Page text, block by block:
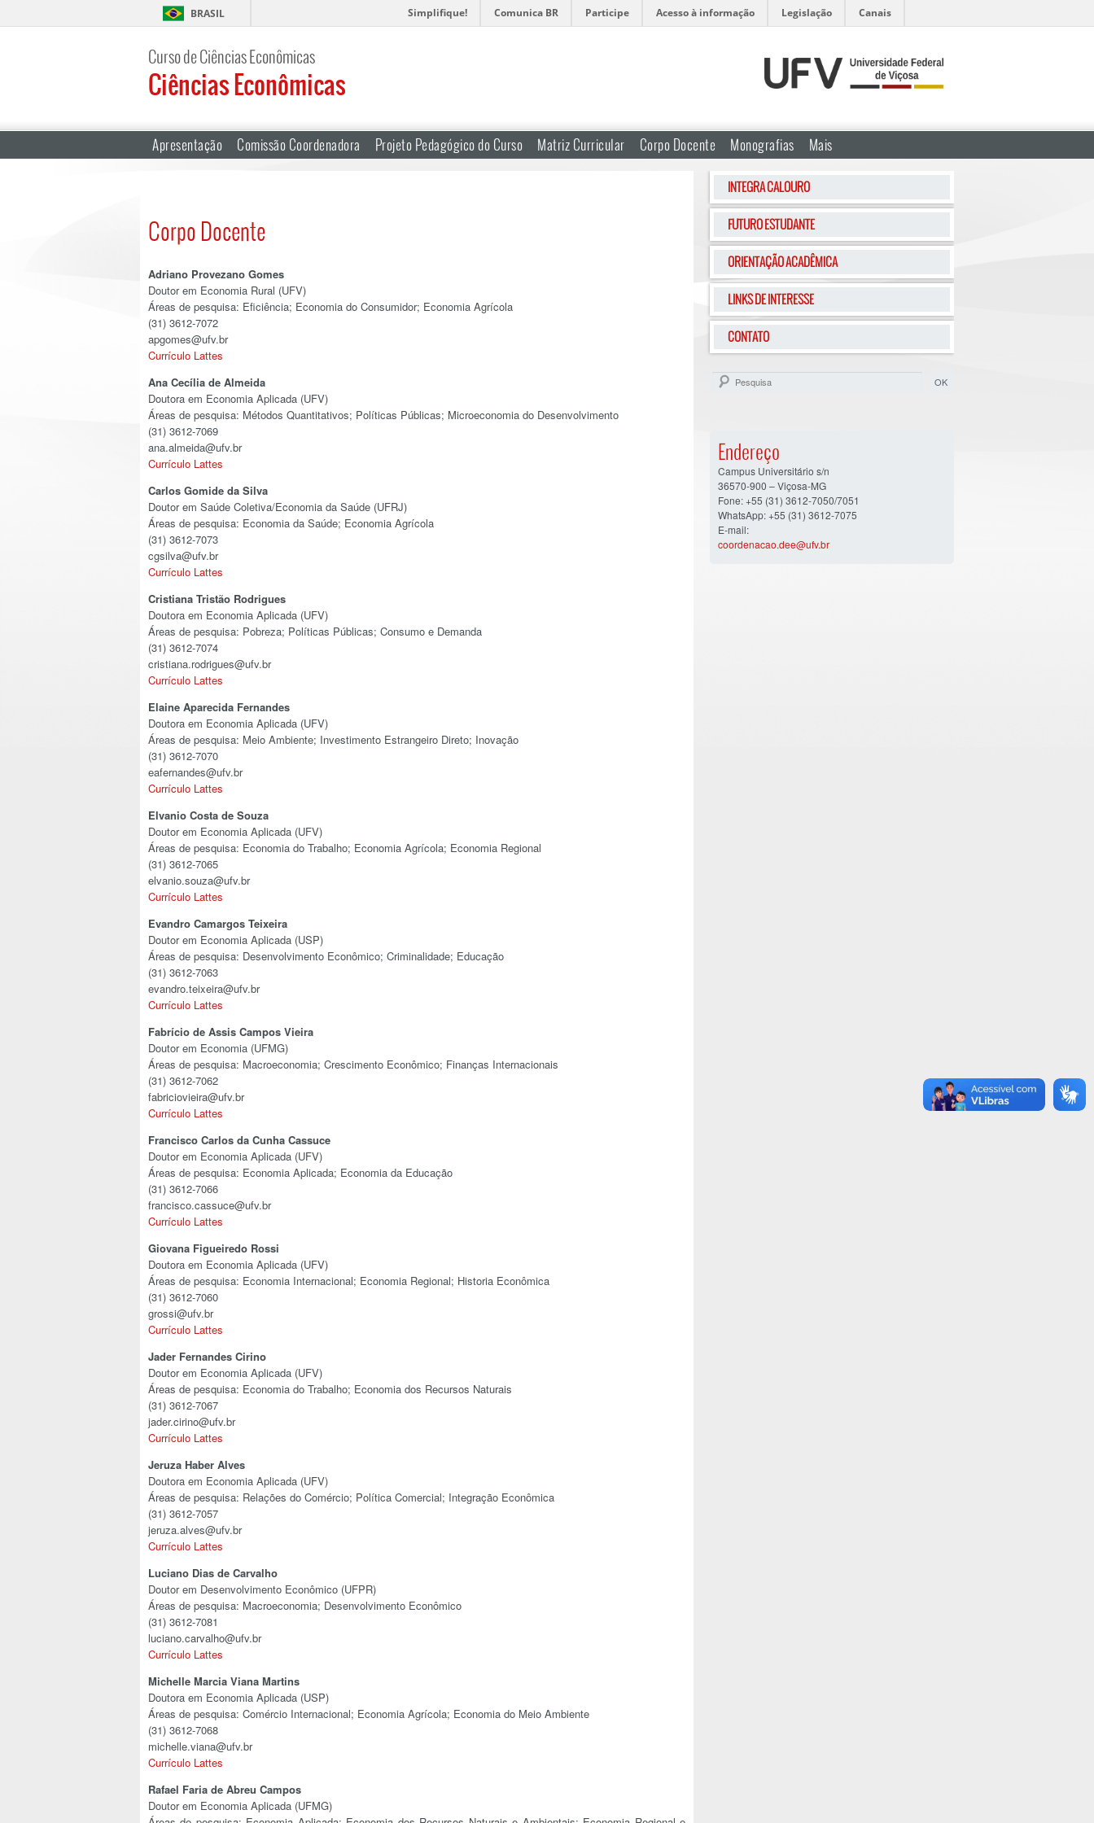
BRASIL Simplifique! Comunica BR Participe Acesso à informação Legislação Canais
Curso de Ciências Econômicas
Ciências Econômicas
Apresentação Comissão Coordenadora Projeto Pedagógico do Curso Matriz Curricular Corpo Docente Monografias Mais
Corpo Docente
Adriano Provezano Gomes
Doutor em Economia Rural (UFV)
Áreas de pesquisa: Eficiência; Economia do Consumidor; Economia Agrícola
(31) 3612-7072
apgomes@ufv.br
Currículo Lattes
Ana Cecília de Almeida
Doutora em Economia Aplicada (UFV)
Áreas de pesquisa: Métodos Quantitativos; Políticas Públicas; Microeconomia do Desenvolvimento
(31) 3612-7069
ana.almeida@ufv.br
Currículo Lattes
Carlos Gomide da Silva
Doutor em Saúde Coletiva/Economia da Saúde (UFRJ)
Áreas de pesquisa: Economia da Saúde; Economia Agrícola
(31) 3612-7073
cgsilva@ufv.br
Currículo Lattes
Cristiana Tristão Rodrigues
Doutora em Economia Aplicada (UFV)
Áreas de pesquisa: Pobreza; Políticas Públicas; Consumo e Demanda
(31) 3612-7074
cristiana.rodrigues@ufv.br
Currículo Lattes
Elaine Aparecida Fernandes
Doutora em Economia Aplicada (UFV)
Áreas de pesquisa: Meio Ambiente; Investimento Estrangeiro Direto; Inovação
(31) 3612-7070
eafernandes@ufv.br
Currículo Lattes
Elvanio Costa de Souza
Doutor em Economia Aplicada (UFV)
Áreas de pesquisa: Economia do Trabalho; Economia Agrícola; Economia Regional
(31) 3612-7065
elvanio.souza@ufv.br
Currículo Lattes
Evandro Camargos Teixeira
Doutor em Economia Aplicada (USP)
Áreas de pesquisa: Desenvolvimento Econômico; Criminalidade; Educação
(31) 3612-7063
evandro.teixeira@ufv.br
Currículo Lattes
Fabrício de Assis Campos Vieira
Doutor em Economia (UFMG)
Áreas de pesquisa: Macroeconomia; Crescimento Econômico; Finanças Internacionais
(31) 3612-7062
fabriciovieira@ufv.br
Currículo Lattes
Francisco Carlos da Cunha Cassuce
Doutor em Economia Aplicada (UFV)
Áreas de pesquisa: Economia Aplicada; Economia da Educação
(31) 3612-7066
francisco.cassuce@ufv.br
Currículo Lattes
Giovana Figueiredo Rossi
Doutora em Economia Aplicada (UFV)
Áreas de pesquisa: Economia Internacional; Economia Regional; Historia Econômica
(31) 3612-7060
grossi@ufv.br
Currículo Lattes
Jader Fernandes Cirino
Doutor em Economia Aplicada (UFV)
Áreas de pesquisa: Economia do Trabalho; Economia dos Recursos Naturais
(31) 3612-7067
jader.cirino@ufv.br
Currículo Lattes
Jeruza Haber Alves
Doutora em Economia Aplicada (UFV)
Áreas de pesquisa: Relações do Comércio; Política Comercial; Integração Econômica
(31) 3612-7057
jeruza.alves@ufv.br
Currículo Lattes
Luciano Dias de Carvalho
Doutor em Desenvolvimento Econômico (UFPR)
Áreas de pesquisa: Macroeconomia; Desenvolvimento Econômico
(31) 3612-7081
luciano.carvalho@ufv.br
Currículo Lattes
Michelle Marcia Viana Martins
Doutora em Economia Aplicada (USP)
Áreas de pesquisa: Comércio Internacional; Economia Agrícola; Economia do Meio Ambiente
(31) 3612-7068
michelle.viana@ufv.br
Currículo Lattes
Rafael Faria de Abreu Campos
Doutor em Economia Aplicada (UFMG)
INTEGRA CALOURO
FUTURO ESTUDANTE
ORIENTAÇÃO ACADÊMICA
LINKS DE INTERESSE
CONTATO
Endereço
Campus Universitário s/n
36570-900 – Viçosa-MG
Fone: +55 (31) 3612-7050/7051
WhatsApp: +55 (31) 3612-7075
E-mail:
coordenacao.dee@ufv.br